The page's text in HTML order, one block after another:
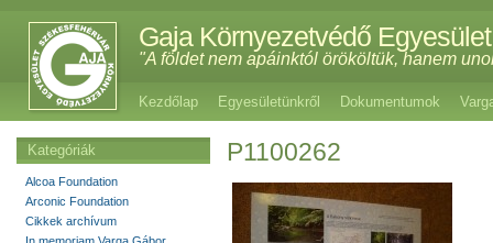
Gaja Környezetvédő Egyesület
"A földet nem apáinktól örököltük, hanem
Kezdőlap Egyesületünkről Dokumentumok
P1100262
Kategóriák
Alcoa Foundation
Arconic Foundation
Cikkek archívum